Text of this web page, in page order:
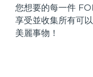
您想要的每一件
享受並收集所有可
美麗事物！
FAQ™ Dual LED
美國
英國